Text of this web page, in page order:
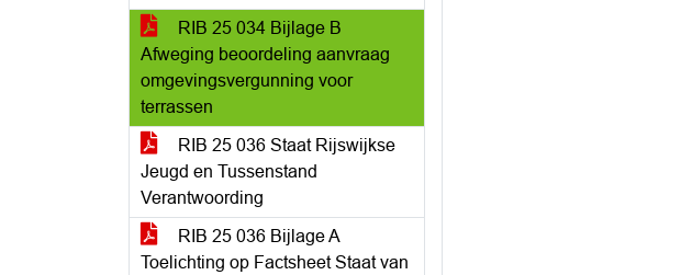
RIB 25 034 Bijlage B
Afweging beoordeling aanvraag
omgevingsvergunning voor
terrassen
RIB 25 036 Staat Rijswijkse
Jeugd en Tussenstand
Verantwoording
RIB 25 036 Bijlage A
Toelichting op Factsheet Staat van